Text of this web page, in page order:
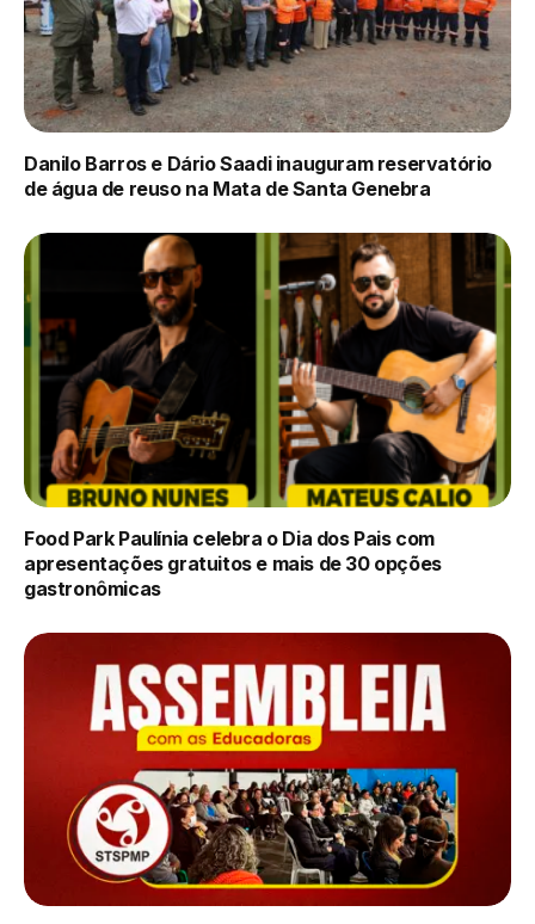
Danilo Barros e Dário Saadi inauguram reservatório
de água de reuso na Mata de Santa Genebra
Food Park Paulínia celebra o Dia dos Pais com
apresentações gratuitos e mais de 30 opções
gastronômicas